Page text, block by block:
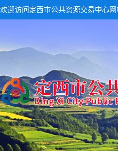
欢迎访问定西市公共资源交易中心网